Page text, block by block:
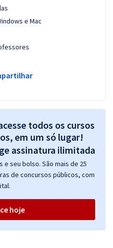
e Mac
todos os cursos
em um só lugar!
seu bolso. São mais de 25
de concursos públicos, com
hoje